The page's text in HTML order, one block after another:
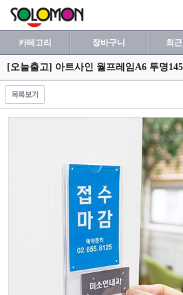
카테고리 장바구니 최
[오늘출고] 아트사인 월프레임A6 투명